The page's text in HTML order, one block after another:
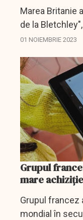
Marea Britanie
de la
Statele Unite și
privește...
01 NOIEMBRIE 2023
Grupul
mare
Grupul francez
mondial în